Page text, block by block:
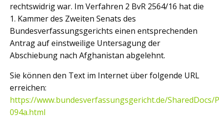
rechtswidrig war. Im Verfahren 2 BvR 2564/16 hat die
1. Kammer des Zweiten Senats des
Bundesverfassungsgerichts einen entsprechenden
Antrag auf einstweilige Untersagung der
Abschiebung nach Afghanistan abgelehnt.
Sie können den Text im Internet über folgende URL
erreichen:
https://www.bundesverfassungsgericht.de/
094a.html